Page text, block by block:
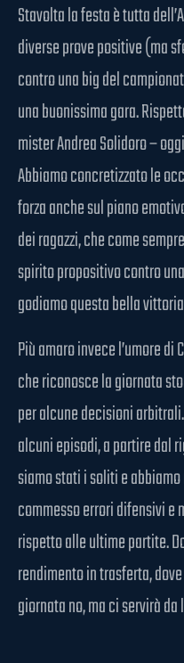
Stavolta la festa è tutta
diverse prove positive (ma
contro una big del
una buonissima gara.
mister Andrea Solidoro –
Abbiamo concretizzato le
forza anche sul piano
dei ragazzi, che come
spirito propositivo contro
godiamo questa bella
Più amaro invece l’umore
che riconosce la giornata
per alcune decisioni
alcuni episodi, a partire dal
siamo stati i soliti e
commesso errori difensivi
rispetto alle ultime partite.
rendimento in trasferta,
giornata no, ma ci servirà